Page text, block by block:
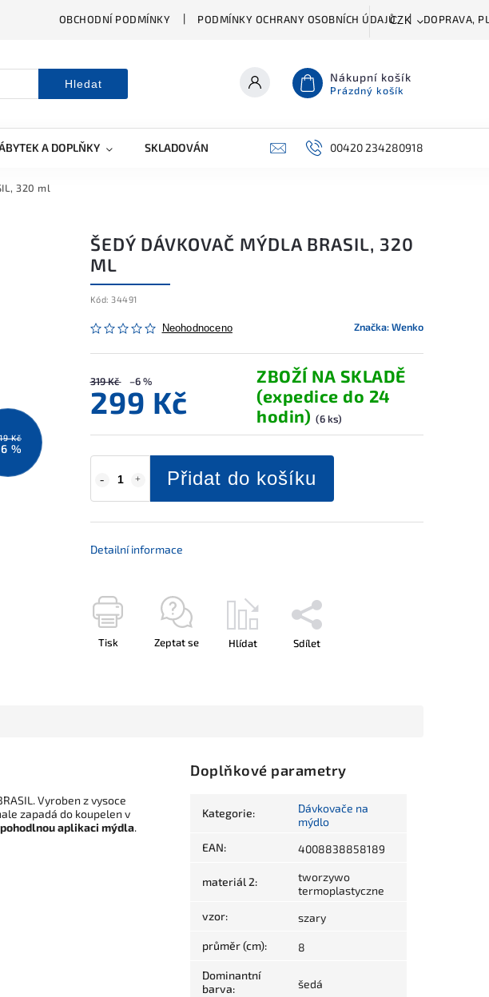
OBCHODNÍ PODMÍNKY PODMÍNKY OCHRANY OSOBNÍCH ÚDAJŮ DOPRAVA,
CZK
Hledat Nákupní košík
Prázdný košík
A DOPLŇKY SKLADOVÁNÍ A ČIŠTĚNÍ PŘÍSLUŠENSTVÍ
00420 234280918
320 ml
Kč
%
ŠEDÝ DÁVKOVAČ MÝDLA BRASIL, 320
ML
Kód: 34491
Neohodnoceno Značka:Wenko
319 Kč –6 %
299 Kč
ZBOŽÍ NA SKLADĚ
(expedice do 24
hodin) (6 ks)
Přidat do košíku
Detailní informace
Tisk Zeptat se Hlídat Sdílet
Vyroben z vysoce
zapadá do koupelen v
aplikaci mýdla.
Doplňkové parametry
Kategorie:
Dávkovače na
mýdlo
EAN: 4008838858189
materiál 2:
tworzywo
termoplastyczne
vzor: szary
průměr (cm): 8
Dominantní
barva: šedá